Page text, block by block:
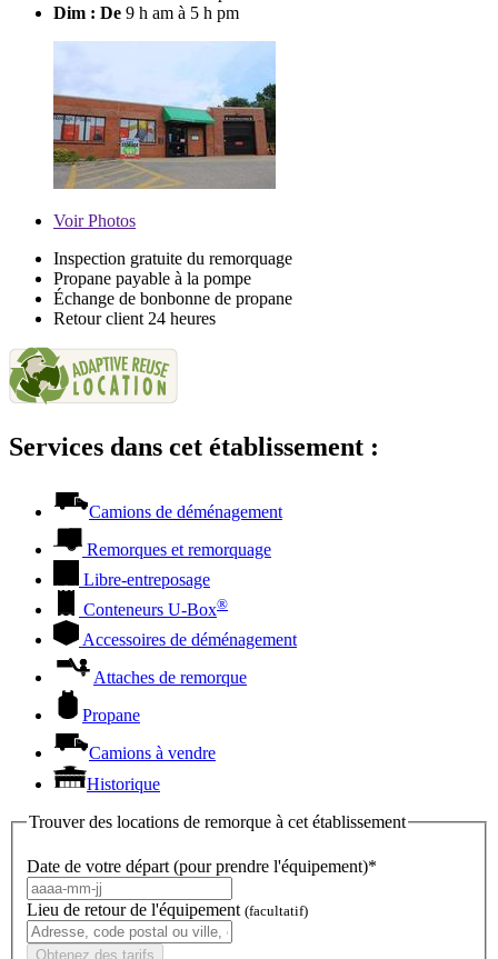
Dim : De 9 h am à 5 h pm
VoirPhotos
Inspection gratuite du remorquage
Propane payable à la pompe
Échange de bonbonne de propane
Retour client 24 heures
Services dans cet établissement :
Camions de déménagement
Remorques et remorquage
Libre-entreposage
Conteneurs U-Box®
Accessoires de déménagement
Attaches de remorque
Propane
Camions à vendre
Historique
Trouver des locations de remorque à cet établissement
Date de votre départ (pour prendre l'équipement)*
Lieu de retour de l'équipement (facultatif)
Obtenez des tarifs